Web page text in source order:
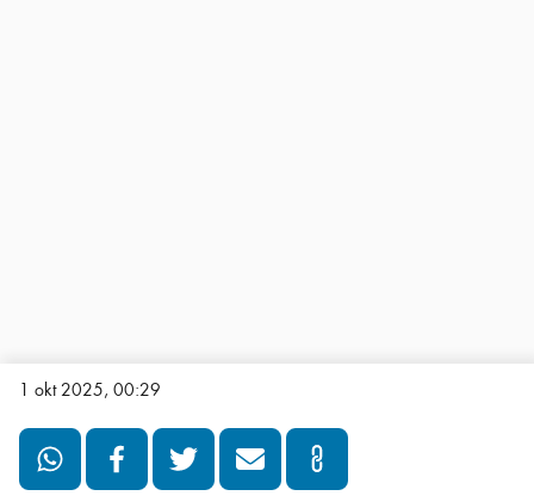
1 okt 2025, 00:29